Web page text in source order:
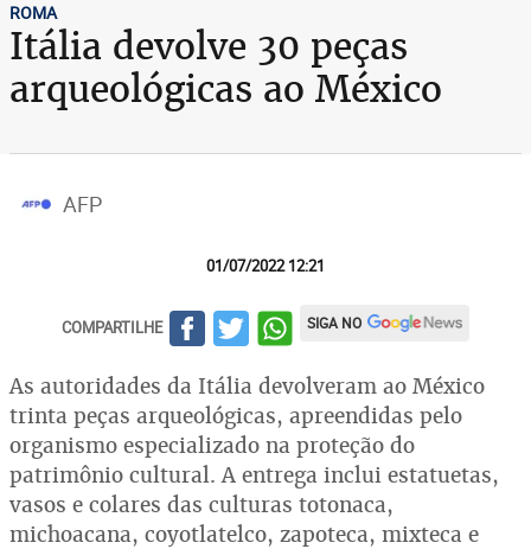
ROMA
Itália devolve 30 peças
arqueológicas ao México
AFP
01/07/2022 12:21
COMPARTILHE SIGA NO
As autoridades da Itália devolveram ao México
trinta peças arqueológicas, apreendidas pelo
organismo especializado na proteção do
patrimônio cultural. A entrega inclui estatuetas,
vasos e colares das culturas totonaca,
michoacana, coyotlatelco, zapoteca, mixteca e